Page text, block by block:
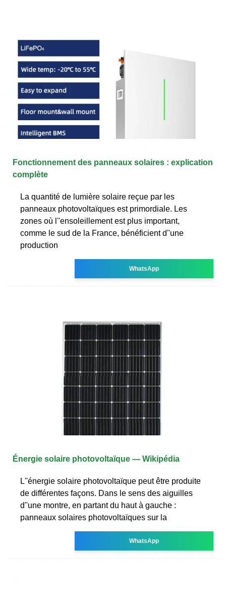
Fonctionnement des panneaux solaires : explication
complète
La quantité de lumière solaire reçue par les
panneaux photovoltaïques est primordiale. Les
zones où l''ensoleillement est plus important,
comme le sud de la France, bénéficient d''une
production
WhatsApp
Énergie solaire photovoltaïque — Wikipédia
L''énergie solaire photovoltaïque peut être produite
de différentes façons. Dans le sens des aiguilles
d''une montre, en partant du haut à gauche :
panneaux solaires photovoltaïques sur la
WhatsApp